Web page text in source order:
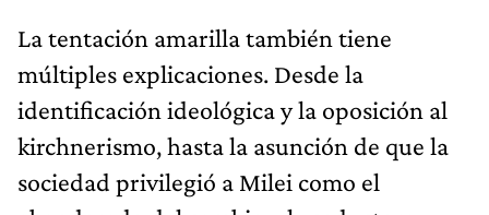
La tentación amarilla también tiene
múltiples explicaciones. Desde la
identificación ideológica y la oposición al
kirchnerismo, hasta la asunción de que la
sociedad privilegió a Milei como el